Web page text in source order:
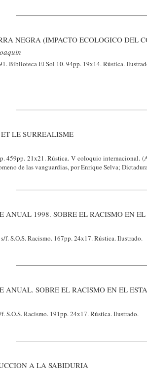
NEGRA (IMPACTO ECOLOGICO DEL
Biblioteca El Sol 10. 94pp. 19x14. Rústica.
LE SURREALISME
459pp. 21x21. Rústica. V coloquio internacional.
de las vanguardias, por Enrique Selva;
ANUAL 1998. SOBRE EL RACISMO EN EL
f. S.O.S. Racismo. 167pp. 24x17. Rústica. Ilustrado.
ANUAL. SOBRE EL RACISMO EN EL
S.O.S. Racismo. 191pp. 24x17. Rústica. Ilustrado.
A LA SABIDURIA